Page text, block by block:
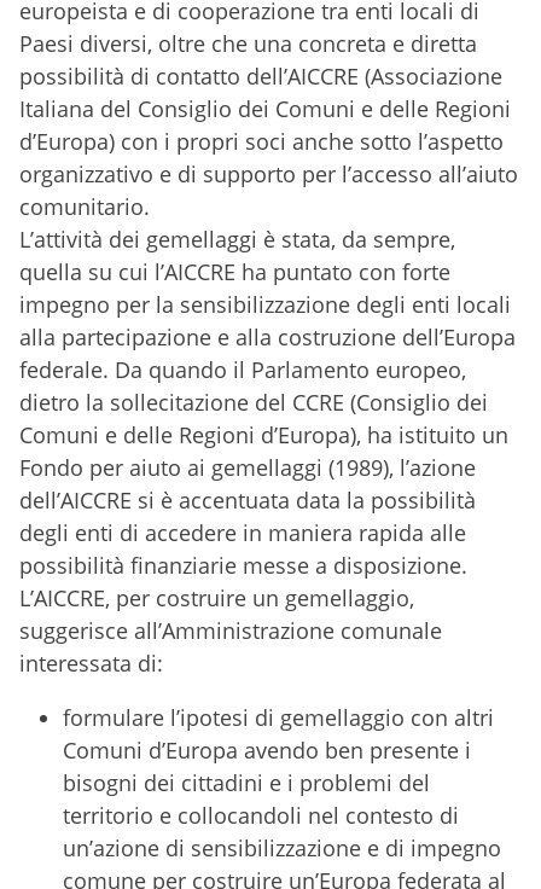
europeista e di cooperazione tra enti locali di
Paesi diversi, oltre che una concreta e diretta
possibilità di contatto dell’AICCRE (Associazione
Italiana del Consiglio dei Comuni e delle Regioni
d’Europa) con i propri soci anche sotto l’aspetto
organizzativo e di supporto per l’accesso all’aiuto
comunitario.
L’attività dei gemellaggi è stata, da sempre,
quella su cui l’AICCRE ha puntato con forte
impegno per la sensibilizzazione degli enti locali
alla partecipazione e alla costruzione dell’Europa
federale. Da quando il Parlamento europeo,
dietro la sollecitazione del CCRE (Consiglio dei
Comuni e delle Regioni d’Europa), ha istituito un
Fondo per aiuto ai gemellaggi (1989), l’azione
dell’AICCRE si è accentuata data la possibilità
degli enti di accedere in maniera rapida alle
possibilità finanziarie messe a disposizione.
L’AICCRE, per costruire un gemellaggio,
suggerisce all’Amministrazione comunale
interessata di:
formulare l’ipotesi di gemellaggio con altri
Comuni d’Europa avendo ben presente i
bisogni dei cittadini e i problemi del
territorio e collocandoli nel contesto di
un’azione di sensibilizzazione e di impegno
comune per costruire un’Europa federata al